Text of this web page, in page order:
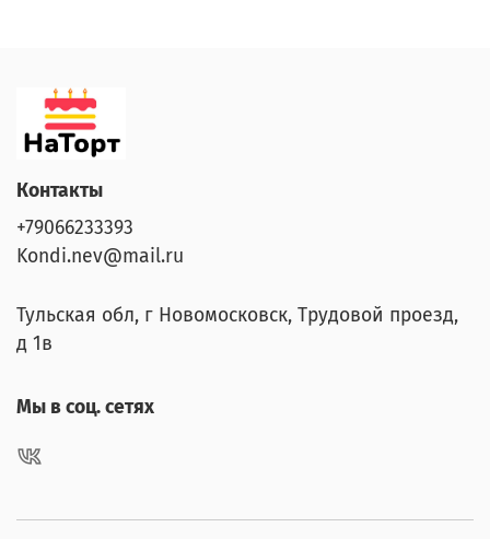
Контакты
+79066233393
Kondi.nev@mail.ru
Тульская обл, г Новомосковск, Трудовой проезд,
д 1в
Мы в соц. сетях